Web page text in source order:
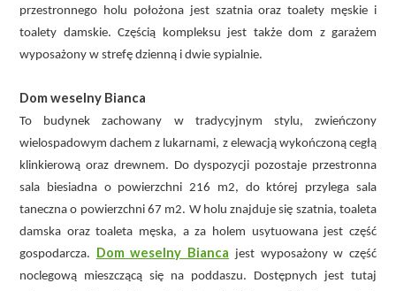
przestronnego holu położona jest szatnia oraz toalety męskie i
toalety damskie. Częścią kompleksu jest także dom z garażem
wyposażony w strefę dzienną i dwie sypialnie.
Dom weselny Bianca
To budynek zachowany w tradycyjnym stylu, zwieńczony
wielospadowym dachem z lukarnami, z elewacją wykończoną cegłą
klinkierową oraz drewnem. Do dyspozycji pozostaje przestronna
sala biesiadna o powierzchni 216 m2, do której przylega sala
taneczna o powierzchni 67 m2. W holu znajduje się szatnia, toaleta
damska oraz toaleta męska, a za holem usytuowana jest część
gospodarcza. Dom weselny Bianca jest wyposażony w część
noclegową mieszczącą się na poddaszu. Dostępnych jest tutaj